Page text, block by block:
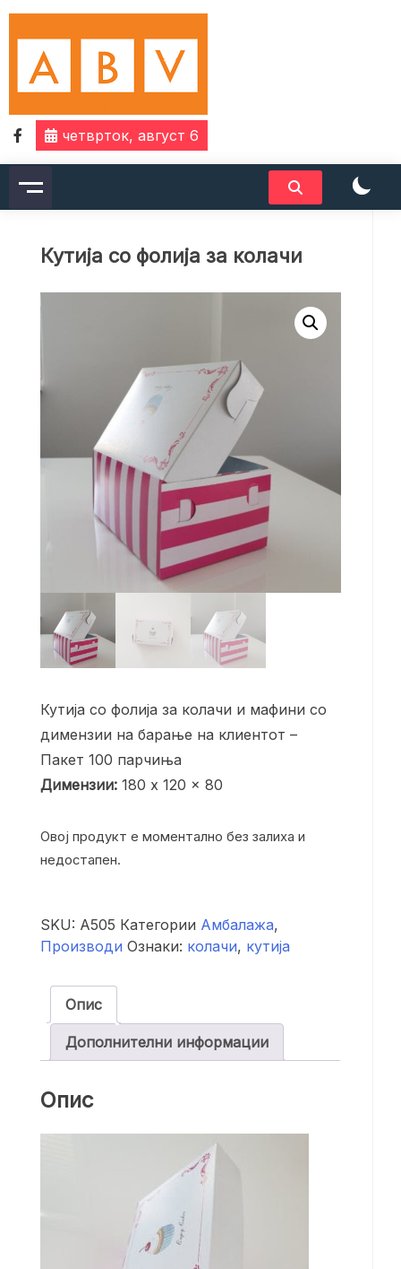
Skip
content
четврток, август 6
Кутија со фолија за колачи
Кутија со фолија за колачи и мафини со
димензии на барање на клиентот –
Пакет 100 парчиња
Димензии: 180 x 120 x 80
Овој продукт е моментално без залиха и
недостапен.
SKU: А505 Категории Амбалажа,
Производи Ознаки: колачи, кутија
Опис
Дополнителни информации
Опис